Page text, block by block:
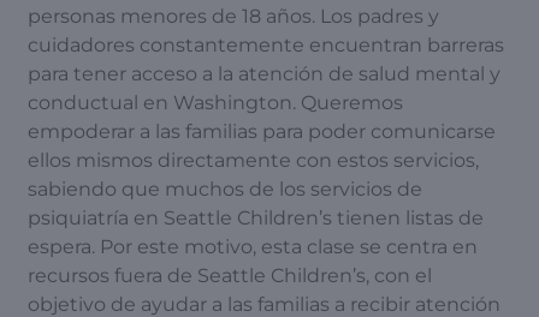
personas menores de 18 años. Los padres y
cuidadores constantemente encuentran barreras
para tener acceso a la atención de salud mental y
conductual en Washington. Queremos
empoderar a las familias para poder comunicarse
ellos mismos directamente con estos servicios,
sabiendo que muchos de los servicios de
psiquiatría en Seattle Children’s tienen listas de
espera. Por este motivo, esta clase se centra en
recursos fuera de Seattle Children’s, con el
objetivo de ayudar a las familias a recibir atención